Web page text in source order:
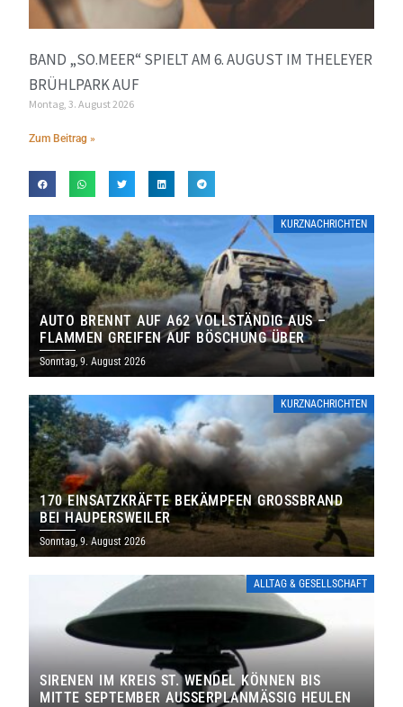
BAND „SO.MEER“ SPIELT AM 6. AUGUST IM THELEYER
BRÜHLPARK AUF
Montag, 3. August 2026
Zum Beitrag »
KURZNACHRICHTEN
AUTO BRENNT AUF A62 VOLLSTÄNDIG AUS –
FLAMMEN GREIFEN AUF BÖSCHUNG ÜBER
Sonntag, 9. August 2026
KURZNACHRICHTEN
170 EINSATZKRÄFTE BEKÄMPFEN GROSSBRAND B
EI HAUPERSWEILER
Sonntag, 9. August 2026
ALLTAG & GESELLSCHAFT
SIRENEN IM KREIS ST. WENDEL KÖNNEN BIS
MITTE SEPTEMBER AUSSERPLANMÄSSIG HEULEN